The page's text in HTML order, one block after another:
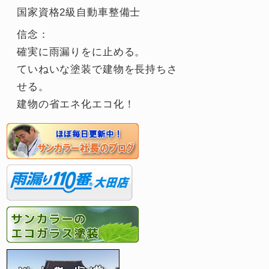
国家資格2級自動車整備士
信念：
確実に雨漏りをに止める。
ていねいな塗装で建物を長持ちさ
せる。
建物の省エネ化エコ化！